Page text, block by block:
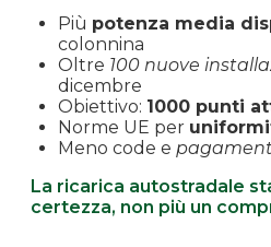
Più potenza media
colonnina
Oltre 100 nuove
dicembre
Obiettivo: 1000 punti
Norme UE per
Meno code e
La ricarica autostradale
certezza, non più un